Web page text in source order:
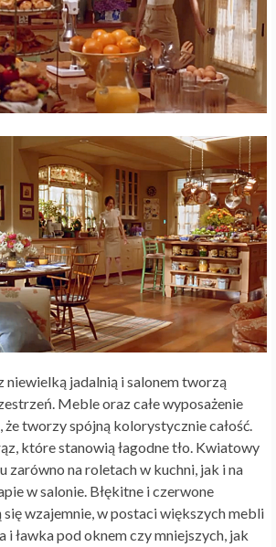
niewielką jadalnią i salonem tworzą
Meble oraz całe wyposażenie
tworzy spójną kolorystycznie całość.
które stanowią łagodne tło. Kwiatowy
zarówno na roletach w kuchni, jak i na
w salonie. Błękitne i czerwone
wzajemnie, w postaci większych mebli
i ławka pod oknem czy mniejszych, jak